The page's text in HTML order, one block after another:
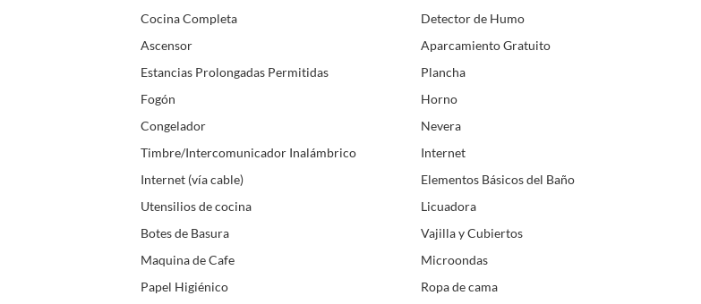
Cocina Completa
Detector de Humo
Ascensor
Aparcamiento Gratuito
Estancias Prolongadas Permitidas
Plancha
Fogón
Horno
Congelador
Nevera
Timbre/Intercomunicador Inalámbrico
Internet
Internet (vía cable)
Elementos Básicos del Baño
Utensilios de cocina
Licuadora
Botes de Basura
Vajilla y Cubiertos
Maquina de Cafe
Microondas
Papel Higiénico
Ropa de cama